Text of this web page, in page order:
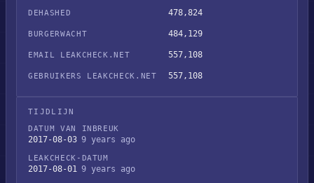
DEHASHED 478,824
BURGERWACHT 484,129
EMAIL LEAKCHECK.NET 557,108
GEBRUIKERS LEAKCHECK.NET 557,108
TIJDLIJN
DATUM VAN INBREUK
2017-08-03 9 years ago
LEAKCHECK-DATUM
2017-08-01 9 years ago